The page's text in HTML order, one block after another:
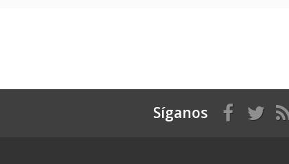
Síganos